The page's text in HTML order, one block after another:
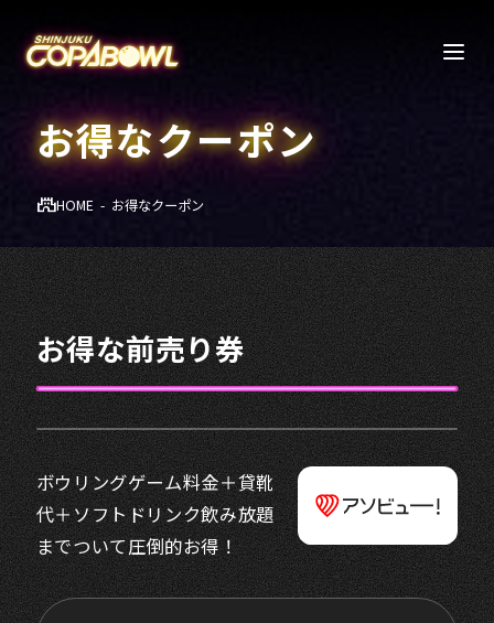
お得なクーポン
HOME お得なクーポン
お得な前売り券
ボウリングゲーム料金＋貸靴
代＋ソフトドリンク飲み放題
までついて圧倒的お得！